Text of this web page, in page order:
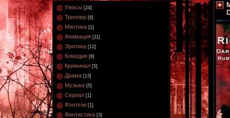
Ужасы [24]
Триллер [6]
Мистика [1]
Анимация [11]
Эротика [12]
Комедия [6]
Криминал [5]
Драма [13]
Музыка [5]
Сериал [1]
Фэнтези [1]
Фантастика [3]